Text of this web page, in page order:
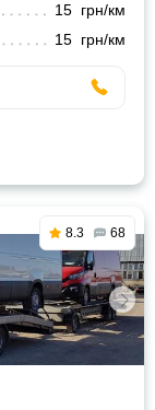
15 грн/км
15 грн/км
8.3 68